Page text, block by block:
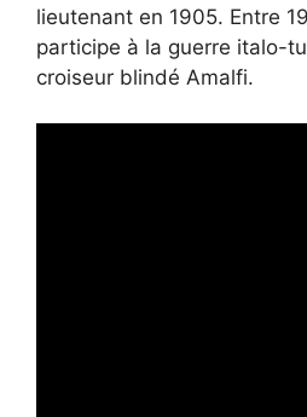
lieutenant en 1905. Entre
participe à la guerre italo-
croiseur blindé Amalfi.